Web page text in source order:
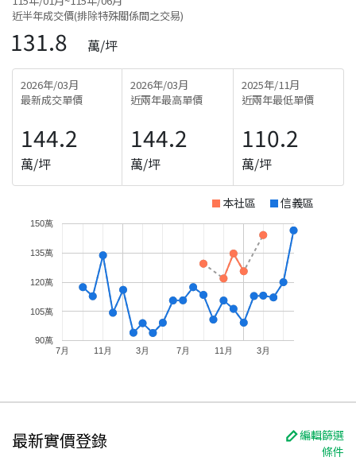
近半年成交價(排除特殊關係間之交易)
131.8 萬/坪
2026年/03月
最新成交單價
144.2
萬/坪
2026年/03月
近兩年最高單價
144.2
萬/坪
2025年/11月
近兩年最低單價
110.2
萬/坪
本社區 信義區
7月 11月 3月 7月 11月 3月
90萬
105萬
120萬
135萬
150萬
最新實價登錄
編輯篩選
條件